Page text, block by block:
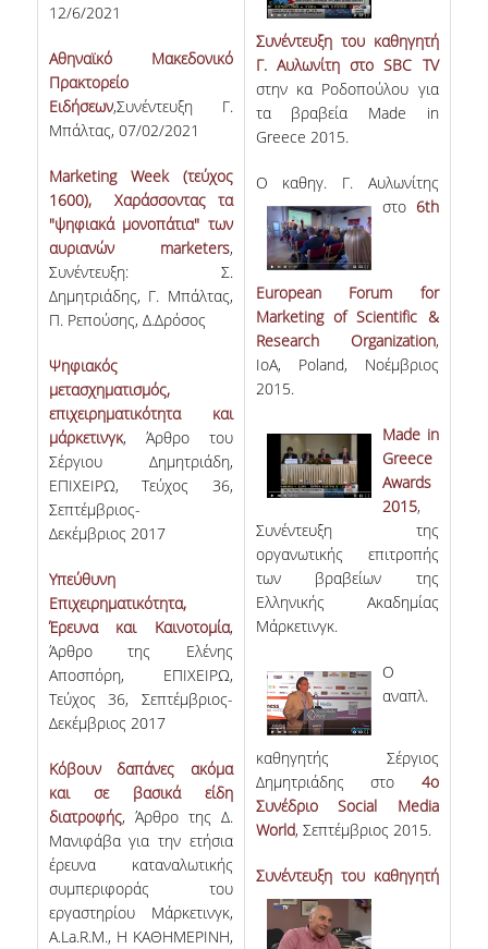
POSTGRADUATE STUDIES
FULL TIME
DOCTORAL PROGRAM
QUALITY ASSURANCE
UNDERGRADUATE STUDY PROGRAMME -
ACCREDITATION
QUALITY ASSURANCE UNIT
RESEARCH
RESEARCH LABS
RESEARCH AREAS
PUBLICATIONS IN SCIENTIFIC
JOURNALS
PUBLICATIONS IN CONFERENCES
COMPLETED PHD DISSERTATIONS
CURRENT PHD
DISSERTATIONS
FUNDED PROGRAMS
12/6/2021
Αθηναϊκό Μακεδονικό
Πρακτορείο
Ειδήσεων,Συνέντευξη Γ.
Μπάλτας, 07/02/2021
Marketing Week (τεύχος
1600), Χαράσσοντας τα
"ψηφιακά μονοπάτια" των
αυριανών marketers,
Συνέντευξη: Σ.
Δημητριάδης, Γ. Μπάλτας,
Π. Ρεπούσης, Δ.Δρόσος
Ψηφιακός
μετασχηματισμός,
επιχειρηματικότητα και
μάρκετινγκ​​​​​, Άρθρο του
Σέργιου Δημητριάδη,
ΕΠΙΧΕΙΡΩ, Τεύχος 36,
Σεπτέμβριος-
Δεκέμβριος 2017
Υπεύθυνη
Επιχειρηματικότητα,
Έρευνα και Καινοτομία,
Άρθρο της Ελένης
Αποσπόρη, ΕΠΙΧΕΙΡΩ,
Τεύχος 36, Σεπτέμβριος-
Δεκέμβριος 2017
Κόβουν δαπάνες ακόμα
και σε βασικά είδη
διατροφής, Άρθρο της Δ.
Μανιφάβα για την ετήσια
έρευνα καταναλωτικής
συμπεριφοράς του
εργαστηρίου Μάρκετινγκ,
A.La.R.M., Η ΚΑΘΗΜΕΡΙΝΗ,
Συνέντευξη του καθηγητή
Γ. Αυλωνίτη στο SBC TV
στην κα Ροδοπούλου για
τα βραβεία Made in
Greece 2015.
Ο καθηγ. Γ. Αυλωνίτης
στο 6th
European Forum for
Marketing of Scientific &
Research Organization,
IoA, Poland, Νοέμβριος
2015.
Made in
Greece
Awards
2015,
Συνέντευξη της
οργανωτικής επιτροπής
των βραβείων της
Ελληνικής Ακαδημίας
Μάρκετινγκ.
Ο
αναπλ.
καθηγητής Σέργιος
Δημητριάδης στο 4ο
Συνέδριο Social Media
World, Σεπτέμβριος 2015.
Συνέντευξητου καθηγητή